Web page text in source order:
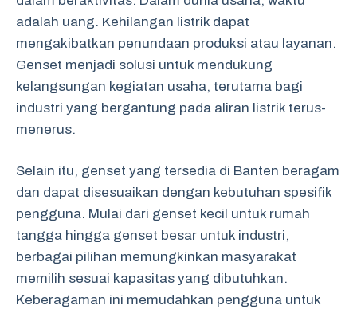
adalah uang. Kehilangan listrik dapat
mengakibatkan penundaan produksi atau layanan.
Genset menjadi solusi untuk mendukung
kelangsungan kegiatan usaha, terutama bagi
industri yang bergantung pada aliran listrik terus-
menerus.
Selain itu, genset yang tersedia di Banten beragam
dan dapat disesuaikan dengan kebutuhan spesifik
pengguna. Mulai dari genset kecil untuk rumah
tangga hingga genset besar untuk industri,
berbagai pilihan memungkinkan masyarakat
memilih sesuai kapasitas yang dibutuhkan.
Keberagaman ini memudahkan pengguna untuk